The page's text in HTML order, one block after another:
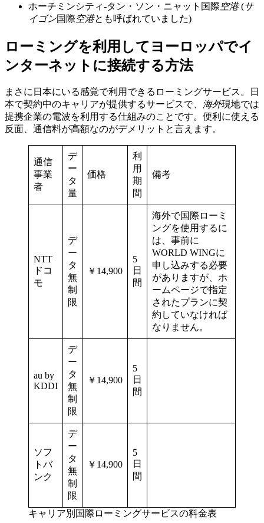
ホーチミンシティ-タン・ソン・ニャット国際空港(サ
イゴン国際空港とも呼ばれていました)
ローミングを利用してヨーロッパでイ
ンターネットに接続する方法
まさに日本にいる感覚で利用できるローミングサービス。日
本で契約中のキャリアが提供するサービスで、 海外現地では
提携企業の電波を利用する仕組みのことです。便利に使える
反面、通信料が高額なのがデメリットと言えます。
通信
事業
者
デ
ー
タ
量
価格
利
用
期
間
備考
NTT
ドコ
モ
デ
ー
タ
無
制
限
￥14,900
5
日
間
海外で国際ローミ
ングを使用するに
は、事前に
WORLD WINGに
申し込みする必要
がありますが、ホ
ームページで指定
されたプランに契
約していなければ
なりません。
au by
KDDI
デ
ー
タ
無
制
限
￥14,900
5
日
間
ソフ
トバ
ンク
デ
ー
タ
無
制
限
￥14,900
5
日
間
キャリア別国際ローミングサービスの料金表